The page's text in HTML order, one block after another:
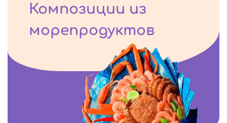
Композиции из
морепродуктов